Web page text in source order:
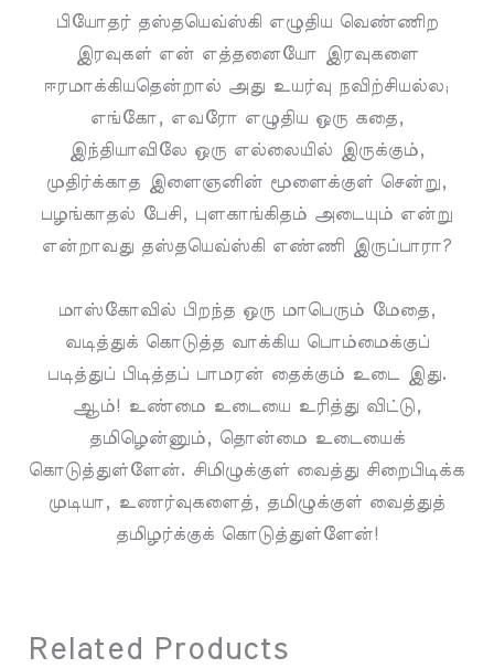
பியோதர் தஸ்தயெவ்ஸ்கி எழுதிய வெண்ணிற
இரவுகள் என் எத்தனையோ இரவுகளை
ஈரமாக்கியதென்றால் அது உயர்வு நவிற்சியல்ல;
எங்கோ, எவரோ எழுதிய ஒரு கதை,
இந்தியாவிலே ஒரு எல்லையில் இருக்கும்,
முதிர்க்காத இளைஞனின் மூளைக்குள் சென்று,
பழங்காதல் பேசி, புளகாங்கிதம் அடையும் என்று
என்றாவது தஸ்தயெவ்ஸ்கி எண்ணி இருப்பாரா?
மாஸ்கோவில் பிறந்த ஒரு மாபெரும் மேதை,
வடித்துக் கொடுத்த வாக்கிய பொம்மைக்குப்
படித்துப் பிடித்தப் பாமரன் தைக்கும் உடை இது.
ஆம்! உண்மை உடையை உரித்து விட்டு,
தமிழென்னும், தொன்மை உடையைக்
கொடுத்துள்ளேன். சிமிழுக்குள் வைத்து சிறைபிடிக்க
முடியா, உணர்வுகளைத், தமிழுக்குள் வைத்துத்
தமிழர்க்குக் கொடுத்துள்ளேன்!
Related Products